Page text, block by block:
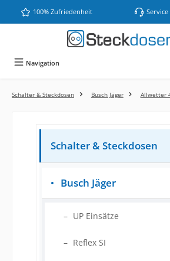
Zum Hauptinhalt springen
100% Zufriedenheit
Navigation
Schalter & Steckdosen Busch Jäger Allwetter
Schalter & Steckdosen
Busch Jäger
UP Einsätze
Reflex SI